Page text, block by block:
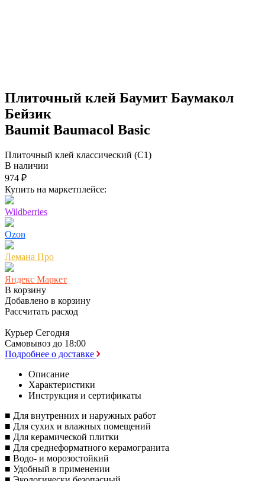
Плиточный клей Баумит Баумакол
Бейзик
Baumit Baumacol Basic
Плиточный клей классический (С1)
В наличии
974 ₽
Купить на маркетплейсе:
Wildberries
Ozon
Лемана Про
Яндекс Маркет
В корзину
Добавлено в корзину
Рассчитать расход
Курьер Сегодня
Самовывоз до 18:00
Подробнее о доставке
Описание
Характеристики
Инструкция и сертификаты
■ Для внутренних и наружных работ
■ Для сухих и влажных помещений
■ Для керамической плитки
■ Для среднеформатного керамогранита
■ Водо- и морозостойкий
■ Удобный в применении